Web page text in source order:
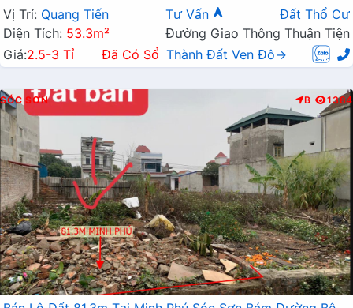
Vị Trí: Quang Tiến Tư Vấn
Đất Thổ Cư
Diện Tích: 53.3m²
Đường Giao Thông Thuận Tiện
Giá:2.5-3 Tỉ Đã Có Sổ Thành Đất Ven Đô→
SÓC SƠN B 1384